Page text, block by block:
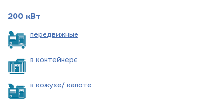
200 кВт
передвижные
в контейнере
в кожухе/ капоте